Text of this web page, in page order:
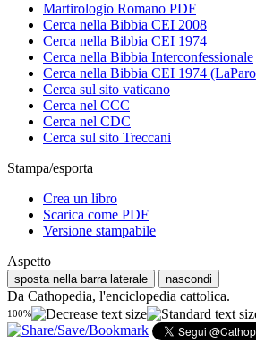
Martirologio Romano PDF
Cerca nella Bibbia CEI 2008
Cerca nella Bibbia CEI 1974
Cerca nella Bibbia Interconfessionale
Cerca nella Bibbia CEI 1974
Cerca sul sito vaticano
Cerca nel CCC
Cerca nel CDC
Cerca sul sito Treccani
Stampa/esporta
Crea un libro
Scarica come PDF
Versione stampabile
Aspetto
sposta nella barra laterale nascondi
Da Cathopedia, l'enciclopedia cattolica.
100%